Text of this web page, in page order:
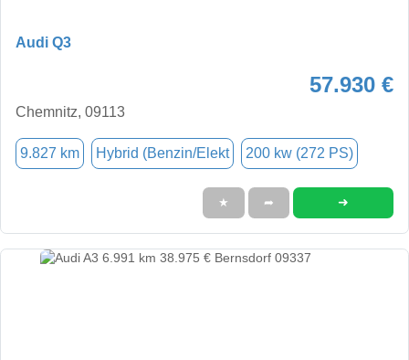
Audi Q3
57.930 €
Chemnitz, 09113
9.827 km Hybrid (Benzin/Elekt 200 kw (272 PS)
★ ➦ ➜